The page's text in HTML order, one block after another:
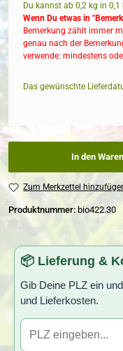
Du kannst ab 0,2 kg in 0,1
Wenn Du etwas in
Bemerkung zählt immer
genau nach der
verwende: mindestens
Das gewünschte
In den
Zum Merkzettel
Produktnummer: bio422.30
📦 Lieferung &
Gib Deine PLZ ein
und Lieferkosten.